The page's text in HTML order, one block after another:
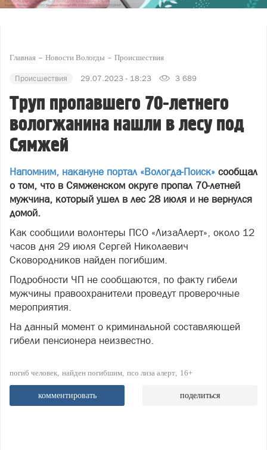
Главная Новости Вологды Происшествия
Происшествия 29.07.2023 - 18:23 3 689
Труп пропавшего 70-летнего
вологжанина нашли в лесу под
Сямжей
Напомним, накануне портал «Вологда-Поиск» сообщал
о том, что в Сямженском округе пропал 70-летней
мужчина, который ушел в лес 28 июля и не вернулся
домой.
Как сообщили волонтеры ПСО «ЛизаАлерт», около 12
часов дня 29 июля Сергей Николаевич
Сковородников найден погибшим.
Подробности ЧП не сообщаются, по факту гибели
мужчины правоохранители проведут проверочные
мероприятия.
На данный момент о криминальной составляющей
гибели пенсионера неизвестно.
погиб человек найден погибшим псо лиза алерт 16+
комментировать поделиться